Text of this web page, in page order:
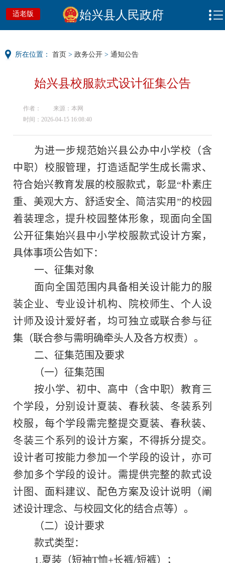
适老版 始兴县人民政府
所在位置： 首页 > 政务公开 > 通知公告
始兴县校服款式设计征集公告
作者：
来源：本网
时间：2026-04-15 16:08:40
为进一步规范始兴县公办中小学校（含
中职）校服管理，打造适配学生成长需求、
符合始兴教育发展的校服款式，彰显“朴素庄
重、美观大方、舒适安全、简洁实用”的校园
着装理念，提升校园整体形象，现面向全国
公开征集始兴县中小学校服款式设计方案，
具体事项公告如下：
一、 征集对象
面向全国范围内具备相关设计能力的服
装企业、专业设计机构、院校师生、个人设
计师及设计爱好者，均可独立或联合参与征
集（联合参与需明确牵头人及各方权责）。
二、 征集范围及要求
（一） 征集范围
按小学、初中、高中（含中职）教育三
个学段，分别设计夏装、春秋装、冬装系列
校服，每个学段需完整提交夏装、春秋装、
冬装三个系列的设计方案，不得拆分提交。
设计者可按能力参加一个学段的设计，亦可
参加多个学段的设计。需提供完整的款式设
计图、面料建议、配色方案及设计说明（阐
述设计理念、与校园文化的结合点等）。
（二）设计要求
款式类型：
1.夏装（短袖T恤+长裤/短裤）；